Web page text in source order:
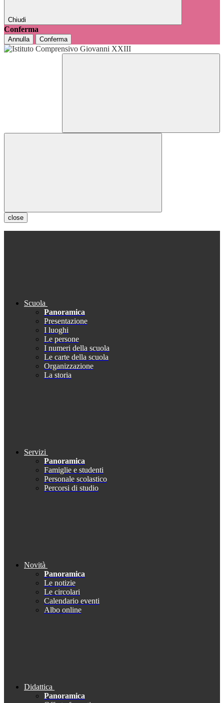
Chiudi
Conferma
Annulla Conferma
close
Scuola
Panoramica
Presentazione
I luoghi
Le persone
I numeri della scuola
Le carte della scuola
Organizzazione
La storia
Servizi
Panoramica
Famiglie e studenti
Personale scolastico
Percorsi di studio
Novità
Panoramica
Le notizie
Le circolari
Calendario eventi
Albo online
Didattica
Panoramica